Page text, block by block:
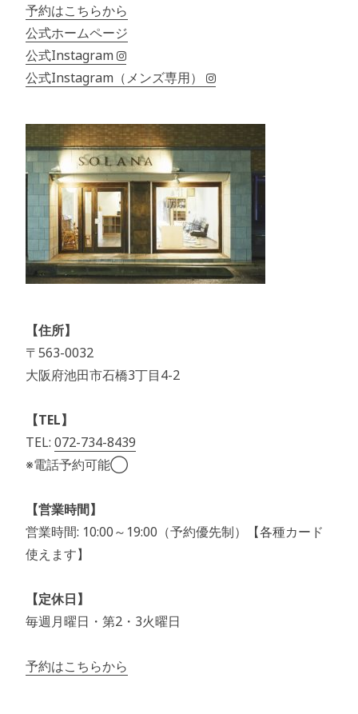
予約はこちらから
公式ホームページ
公式Instagram
公式Instagram（メンズ専用）
【住所】
〒563-0032
大阪府池田市石橋3丁目4-2
【TEL】
TEL: 072-734-8439
※電話予約可能◯
【営業時間】
営業時間: 10:00～19:00（予約優先制）【各種カード
使えます】
【定休日】
毎週月曜日・第2・3火曜日
予約はこちらから